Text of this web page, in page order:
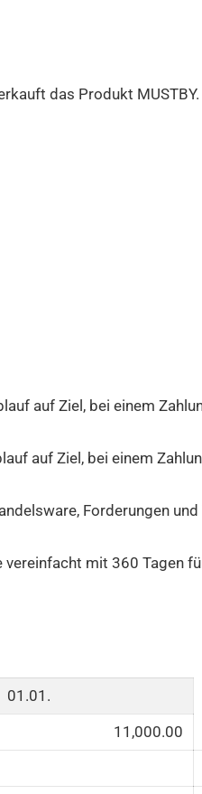
das Produkt
auf Ziel, bei einem
auf Ziel, bei einem
Forderungen
mit 360 Tagen
01.01.
11,000.00